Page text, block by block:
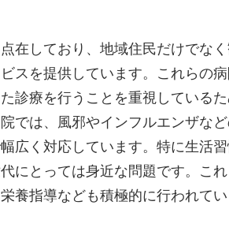
在しており、地域住民だけでな
スを提供しています。これらの
診療を行うことを重視している
では、風邪やインフルエンザな
広く対応しています。特に生活
にとっては身近な問題です。こ
養指導なども積極的に行われて